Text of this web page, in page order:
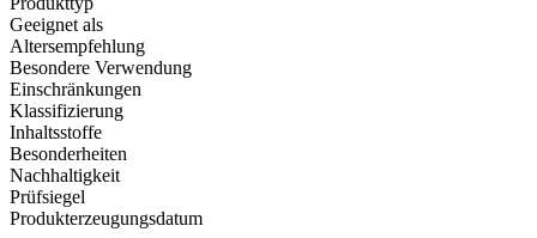
Geeignet als
Altersempfehlung
Besondere Verwendung
Einschränkungen
Klassifizierung
Inhaltsstoffe
Besonderheiten
Nachhaltigkeit
Prüfsiegel
Produkterzeugungsdatum